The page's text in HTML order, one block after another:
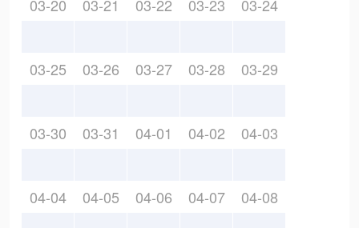
03-20 03-21 03-22 03-23 03-24
03-25 03-26 03-27 03-28 03-29
03-30 03-31 04-01 04-02 04-03
04-04 04-05 04-06 04-07 04-08